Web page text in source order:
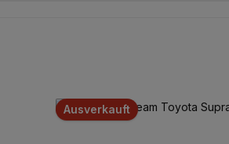
Ausverkauft